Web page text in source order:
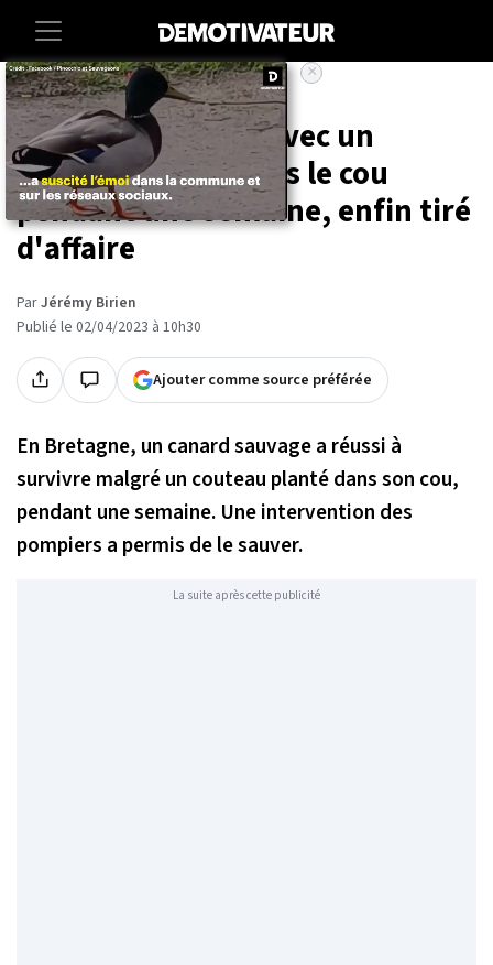
Accueil Societe Animaux
Ce canard, vivant avec un
couteau planté dans le cou
pendant une semaine, enfin tiré
d'affaire
ParJérémy Birien
Publié le 02/04/2023 à 10h30
Ajouter comme source préférée
×
En Bretagne, un canard sauvage a réussi à
survivre malgré un couteau planté dans son cou,
pendant une semaine. Une intervention des
pompiers a permis de le sauver.
La suite après cette publicité